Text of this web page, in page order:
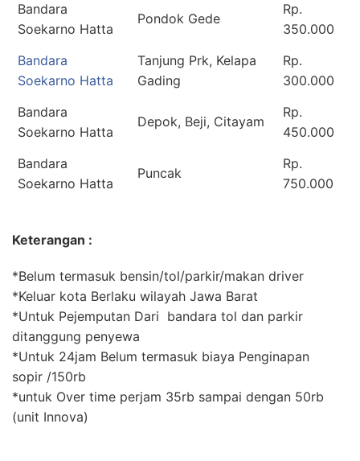
Bandara
Soekarno Hatta
Pondok Gede
Rp.
350.000
Bandara
Soekarno Hatta
Tanjung Prk, Kelapa
Gading
Rp.
300.000
Bandara
Soekarno Hatta
Depok, Beji, Citayam
Rp.
450.000
Bandara
Soekarno Hatta
Puncak
Rp.
750.000
Keterangan :
*Belum termasuk bensin/tol/parkir/makan driver
*Keluar kota Berlaku wilayah Jawa Barat
*Untuk Pejemputan Dari bandara tol dan parkir
ditanggung penyewa
*Untuk 24jam Belum termasuk biaya Penginapan
sopir /150rb
*untuk Over time perjam 35rb sampai dengan 50rb
(unit Innova)